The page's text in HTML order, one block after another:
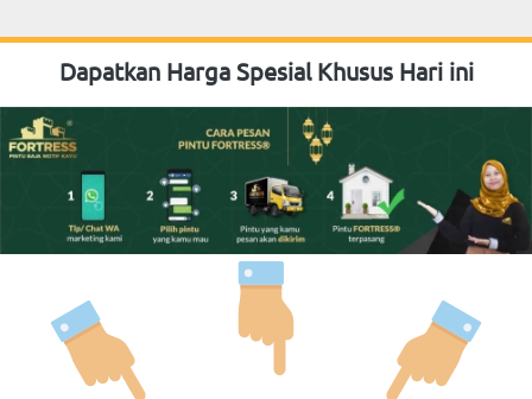
Dapatkan Harga Spesial Khusus Hari ini